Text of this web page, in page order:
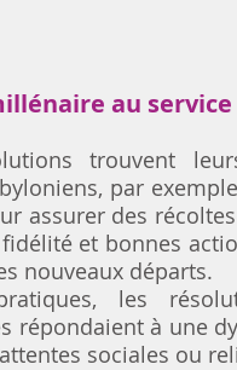
au
trouvent
par
assurer des
et bonnes
nouveaux départs.
les
répondaient à une
sociales ou